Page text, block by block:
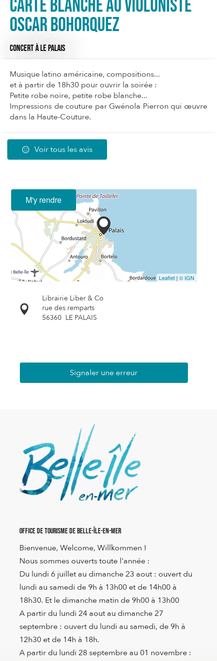
Carte blanche au violoniste
Oscar Bohorquez
CONCERTÀ LE PALAIS
Musique latino américaine, compositions...
et à partir de 18h30 pour ouvrir la soirée :
Petite robe noire, petite robe blanche...
Impressions de couture par Gwénola Pierron qui œuvre
dans la Haute-Couture.
Voir tous les avis
M'y rendre
Leaflet | © IGN
Librairie Liber & Co
rue des remparts
56360 LE PALAIS
Signaler une erreur
Office de Tourisme de Belle-Île-en-Mer
Bienvenue, Welcome, Willkommen !
Nous sommes ouverts toute l'année :
Du lundi 6 juillet au dimanche 23 aout : ouvert du
lundi au samedi de 9h à 13h00 et de 14h00 à
18h30. Et le dimanche matin de 9h00 à 13h00
A partir du lundi 24 aout au dimanche 27
septembre : ouvert du lundi au samedi, de 9h à
12h30 et de 14h à 18h.
A partir du lundi 28 septembre au 01 novembre :